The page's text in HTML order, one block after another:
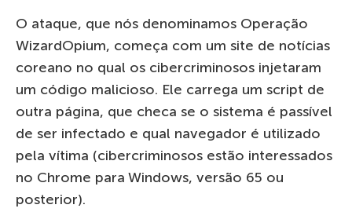
O ataque, que nós denominamos Operação
WizardOpium, começa com um site de notícias
coreano no qual os cibercriminosos injetaram
um código malicioso. Ele carrega um script de
outra página, que checa se o sistema é passível
de ser infectado e qual navegador é utilizado
pela vítima (cibercriminosos estão interessados
no Chrome para Windows, versão 65 ou
posterior).